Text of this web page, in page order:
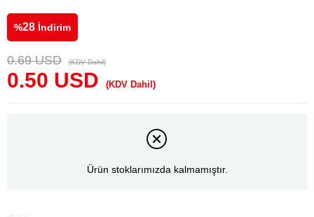
%28 İndirim
0.69 USD (KDV Dahil)
0.50 USD (KDV Dahil)
Ürün stoklarımızda kalmamıştır.